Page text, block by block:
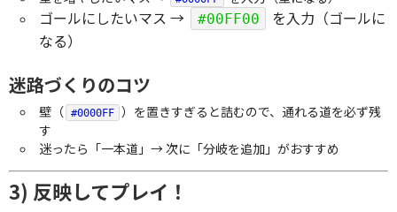
ゴールにしたいマス → #00FF00
を入力（ゴールに
なる）
迷路づくりのコツ
壁（ #0000FF ）を置きすぎると詰むので、通れる道を必ず残
す
迷ったら「一本道」→ 次に「分岐を追加」がおすすめ
3) 反映してプレイ！